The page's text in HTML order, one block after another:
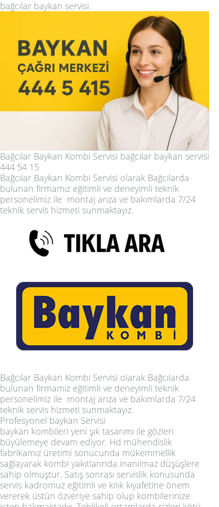
bağcılar baykan servisi
Bağcılar Baykan Kombi Servisi bağcılar baykan servisi
444 54 15
Bağcılar Baykan Kombi Servisi olarak Bağcılarda
bulunan firmamız eğitimli ve deneyimli teknik
personelimiz ile montaj arıza ve bakımlarda 7/24
teknik servis hizmeti sunmaktayız.
Bağcılar Baykan Kombi Servisi olarak Bağcılarda
bulunan firmamız eğitimli ve deneyimli teknik
personelimiz ile montaj arıza ve bakımlarda 7/24
teknik servis hizmeti sunmaktayız.
Profesyonel baykan Servisi
baykan kombileri yeni şık tasarımı ile gözleri
büyülemeye devam ediyor. Hd mühendislik
fabrikamız üretimi sonucunda mükemmellik
sağlayarak kombi yakıtlarında inanılmaz düşüşlere
sahip olmuştur. Satış sonrası servislik konusunda
servis kadromuz eğitimli ve kılık kıyafetine önem
vererek üstün özveriye sahip olup kombilerinize